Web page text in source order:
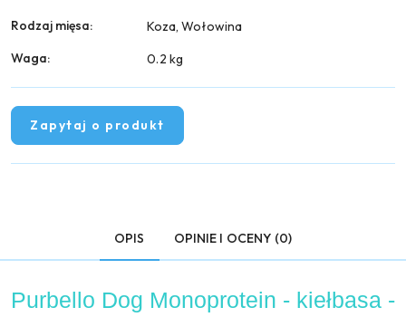
Rodzaj mięsa:
Koza, Wołowina
Waga:
0.2 kg
Zapytaj o produkt
OPIS OPINIE I OCENY (0)
Purbello Dog Monoprotein - kiełbasa -